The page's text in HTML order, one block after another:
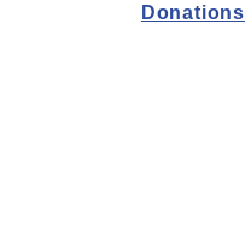
Donations